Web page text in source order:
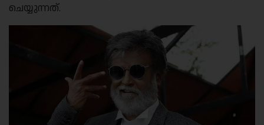
ചെയ്യുന്നത്.